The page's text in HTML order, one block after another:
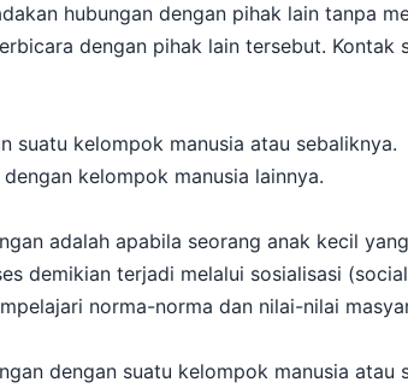
hubungan dengan pihak lain tanpa
dengan pihak lain tersebut. Kontak
suatu kelompok manusia atau sebaliknya.
kelompok manusia lainnya.
adalah apabila seorang anak kecil
demikian terjadi melalui sosialisasi
norma-norma dan nilai-nilai
dengan suatu kelompok manusia atau